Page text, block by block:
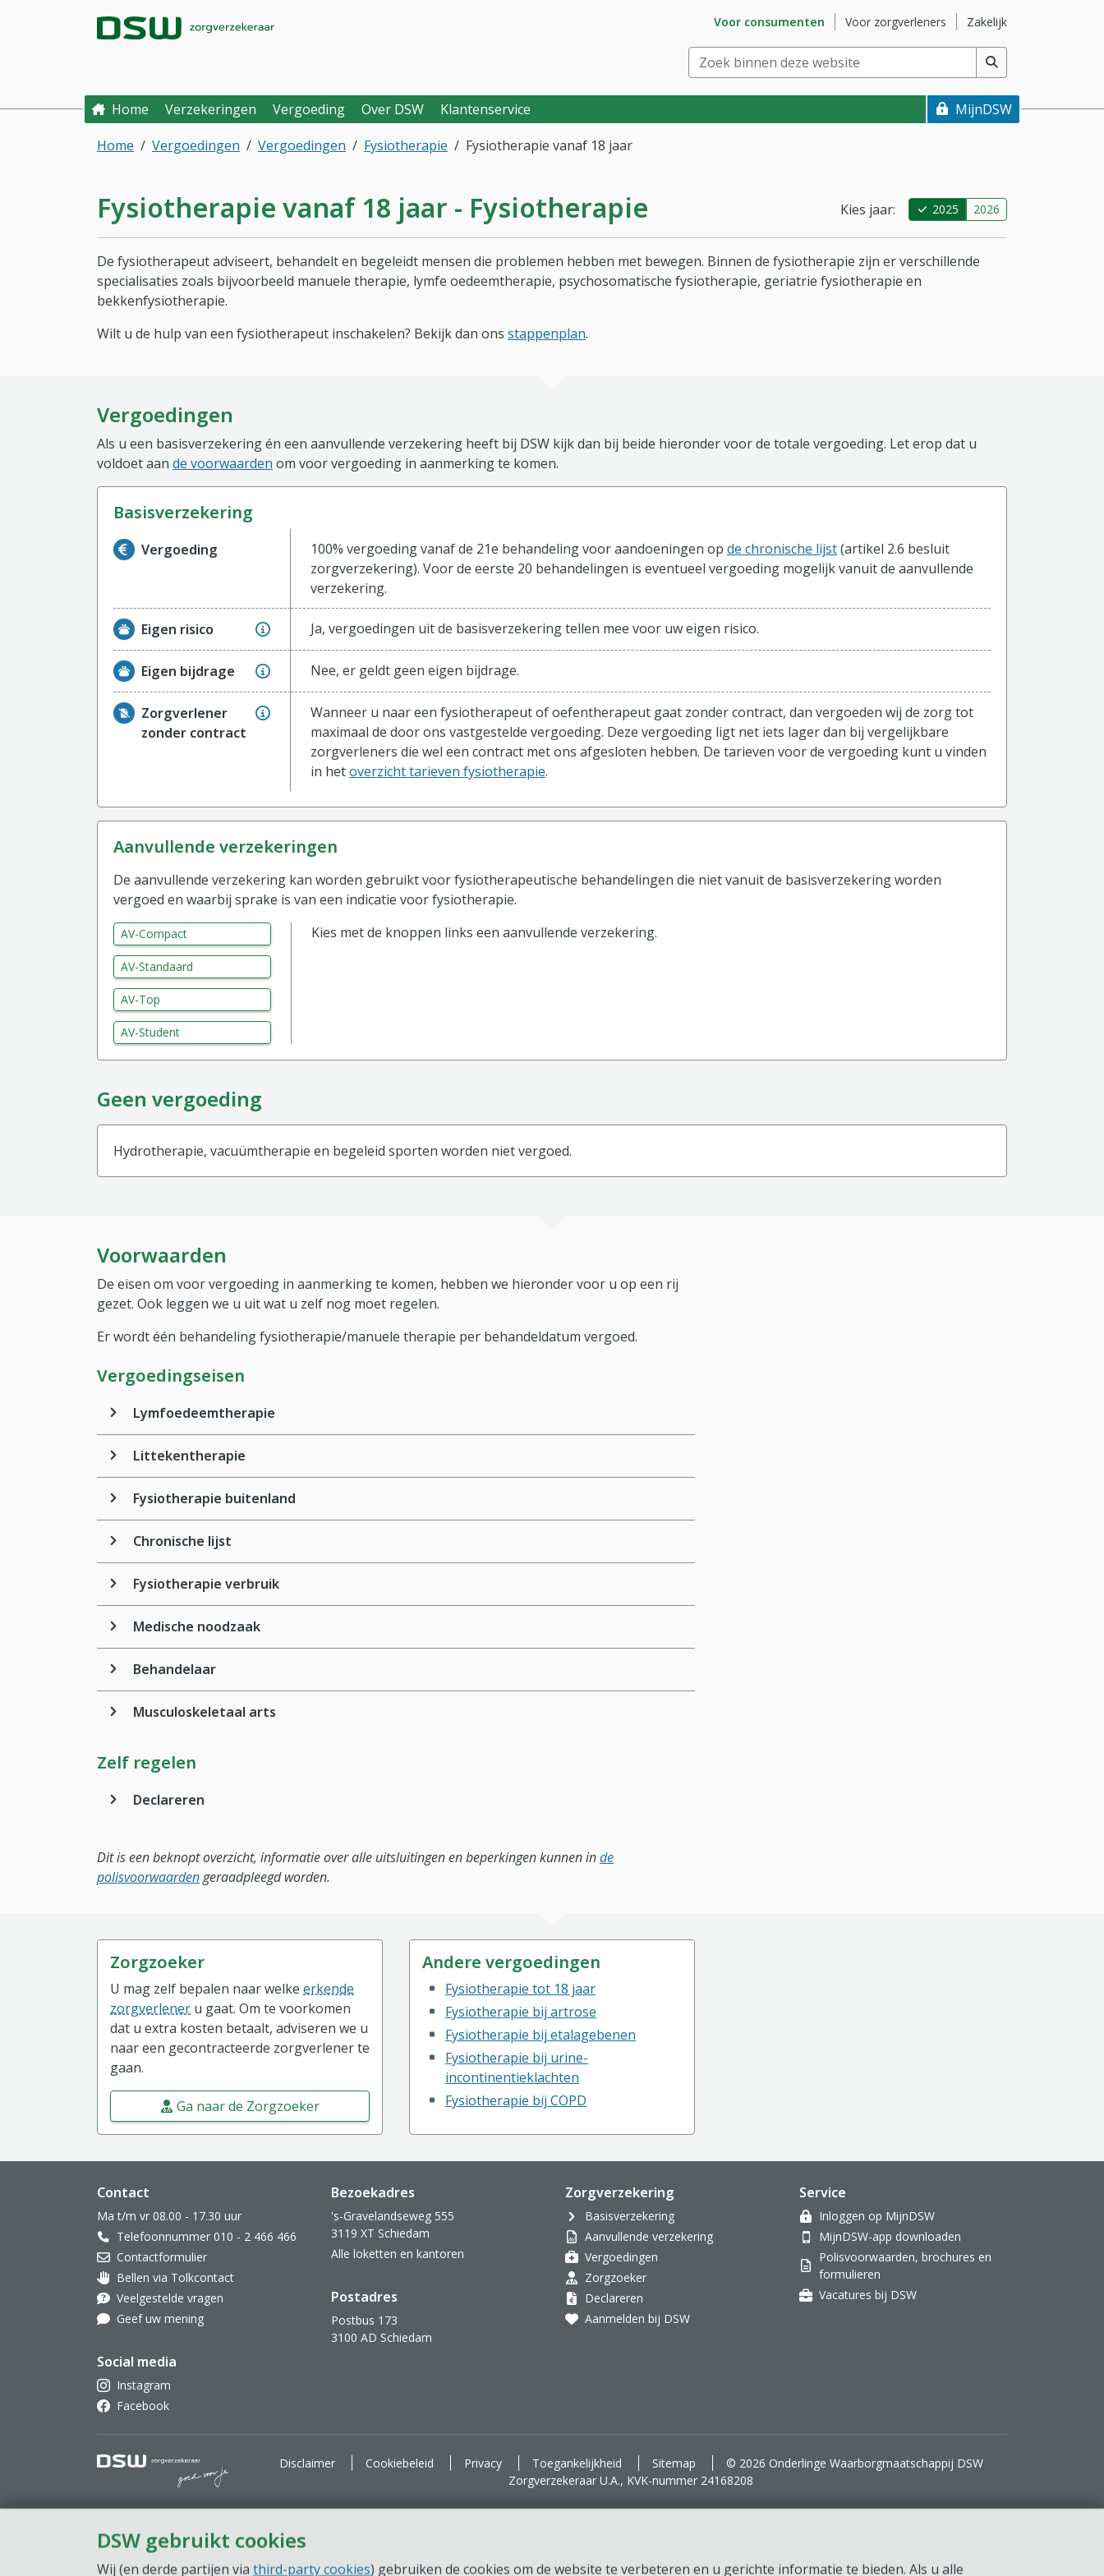
DSW gebruikt cookies
Wij (en derde partijen via third-party cookies) gebruiken de cookies om de website te verbeteren en u gerichte informatie te bieden. Als u alle
Direct naar hoofdinhoud
Direct naar hoofdmenu DSW Zorgverzekeraar. Goed voor je. Ga naar subsite
Voor consumenten Ga naar subsite
Voor zorgverleners Ga naar subsite
Zakelijk
Zoek binnen deze website(min. 2 tekens)
Home Verzekeringen Vergoeding Over DSW Klantenservice
MijnDSW
Home
Vergoedingen Vergoedingen Fysiotherapie Fysiotherapie vanaf 18 jaar
Fysiotherapie vanaf 18 jaar - Fysiotherapie Kies jaar: 2025 2026
De fysiotherapeut adviseert, behandelt en begeleidt mensen die problemen hebben met bewegen. Binnen de fysiotherapie zijn er verschillende
specialisaties zoals bijvoorbeeld manuele therapie, lymfe oedeemtherapie, psychosomatische fysiotherapie, geriatrie fysiotherapie en
bekkenfysiotherapie.
Wilt u de hulp van een fysiotherapeut inschakelen? Bekijk dan ons stappenplan.
Vergoedingen
Als u een basisverzekering én een aanvullende verzekering heeft bij DSW kijk dan bij beide hieronder voor de totale vergoeding. Let erop dat u
voldoet aan de voorwaarden om voor vergoeding in aanmerking te komen.
basisverzekering
Informatie over de vergoeding van de basisverzekering
Vergoeding 100% vergoeding vanaf de 21e behandeling voor aandoeningen op de chronische lijst(artikel 2.6 besluit
zorgverzekering). Voor de eerste 20 behandelingen is eventueel vergoeding mogelijk vanuit de aanvullende
verzekering.
Eigen risico Ja, vergoedingen uit de basisverzekering tellen mee voor uw eigen risico.
Eigen bijdrage Nee, er geldt geen eigen bijdrage.
Zorgverlener
zonder contract
Wanneer u naar een fysiotherapeut of oefentherapeut gaat zonder contract, dan vergoeden wij de zorg tot
maximaal de door ons vastgestelde vergoeding. Deze vergoeding ligt net iets lager dan bij vergelijkbare
zorgverleners die wel een contract met ons afgesloten hebben. De tarieven voor de vergoeding kunt u vinden
in hetoverzicht tarieven fysiotherapie.
aanvullende verzekeringen
De aanvullende verzekering kan worden gebruikt voor fysiotherapeutische behandelingen die niet vanuit de basisverzekering worden
vergoed en waarbij sprake is van een indicatie voor fysiotherapie.
AV-Compact
AV-Standaard
AV-Top
AV-Student
Kies met de knoppen links een aanvullende verzekering.
Geen vergoeding
Hydrotherapie, vacuümtherapie en begeleid sporten worden niet vergoed.
Voorwaarden
De eisen om voor vergoeding in aanmerking te komen, hebben we hieronder voor u op een rij
gezet. Ook leggen we u uit wat u zelf nog moet regelen.
Er wordt één behandeling fysiotherapie/manuele therapie per behandeldatum vergoed.
Vergoedingseisen
Lymfoedeemtherapie
Littekentherapie
Fysiotherapie buitenland
Chronische lijst
Fysiotherapie verbruik
Medische noodzaak
Behandelaar
Musculoskeletaal arts
Zelf regelen
Declareren
Dit is een beknopt overzicht, informatie over alle uitsluitingen en beperkingen kunnen inde
polisvoorwaardengeraadpleegd worden.
Zorgzoeker
U mag zelf bepalen naar welke erkende
zorgverlener u gaat. Om te voorkomen
dat u extra kosten betaalt, adviseren we u
naar een gecontracteerde zorgverlener te
gaan.
Ga naar de Zorgzoeker
Andere vergoedingen
Fysiotherapie tot 18 jaar
Fysiotherapie bij artrose
Fysiotherapie bij etalagebenen
Fysiotherapie bij urine-
incontinentieklachten
Fysiotherapie bij COPD
Website footer
Contact
Ma t/m vr 08.00 - 17.30 uur
Telefoonnummer 010 - 2 466 466
Contactformulier
Oor met hoortoestel
Bellen via Tolkcontact
Veelgestelde vragen
Geef uw mening
Social media
Instagram
Facebook
Bezoekadres
's-Gravelandseweg 555
3119 XT Schiedam
Alle loketten en kantoren
Postadres
Postbus 173
3100 AD Schiedam
Zorgverzekering
Basisverzekering
Aanvullende verzekering
Vergoedingen
Zorgzoeker
Declareren
Aanmelden bij DSW
Service
Inloggen op MijnDSW
MijnDSW-app downloaden
Polisvoorwaarden, brochures en
formulieren
Vacatures bij DSW
DSW Zorgverzekeraar. Goed voor je.
Disclaimer Cookiebeleid Privacy Toegankelijkheid Sitemap
© 2026 Onderlinge Waarborgmaatschappij DSW
Zorgverzekeraar U.A., KVK-nummer 24168208